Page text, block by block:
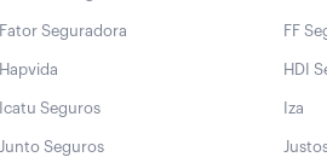
Fator Seguradora FF
Hapvida HDI
Icatu Seguros Iza
Junto Seguros